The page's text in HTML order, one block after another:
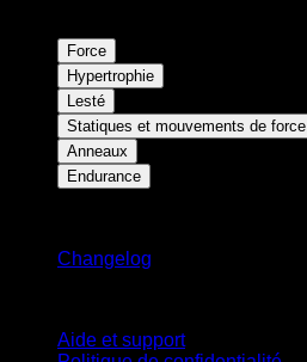
Force
Hypertrophie
Lesté
Statiques et mouvements de force
Anneaux
Endurance
Changelog
Aide et support